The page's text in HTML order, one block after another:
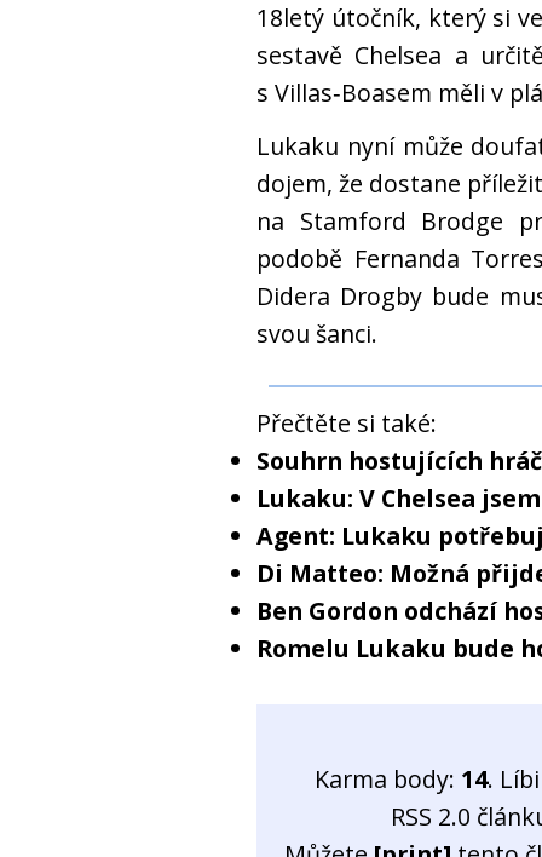
18letý útočník, který si
sestavě Chelsea a
s Villas‑Boasem měli v
Lukaku nyní může
dojem, že dostane
na Stamford Brodge
podobě Fernanda
Didera Drogby bude
svou šanci.
Přečtěte si také:
Souhrn hostujících
Lukaku: V Chelsea
Agent: Lukaku
Di Matteo: Možná
Ben Gordon odchází
Romelu Lukaku bude
Karma body: 14.
RSS 2.0